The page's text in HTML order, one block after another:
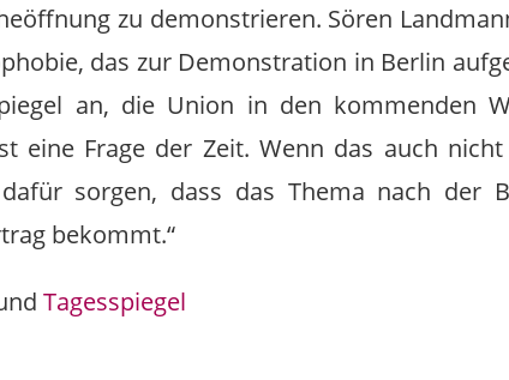
zu demonstrieren. Sören
das zur Demonstration in Berlin
an, die Union in den kommenden
eine Frage der Zeit. Wenn das auch
sorgen, dass das Thema nach der
bekommt.“
Tagesspiegel